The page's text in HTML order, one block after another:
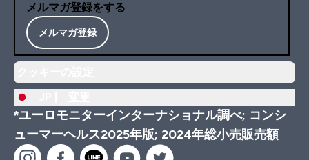
メルマガ登録をする
メルマガ登録
*ユーロモニターインターナショナル調べ; コンシ
ューマーヘルス2025年版; 2024年総小売販売額